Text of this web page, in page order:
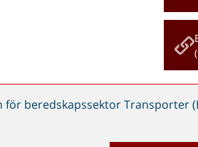
beredskapssektor Transporter